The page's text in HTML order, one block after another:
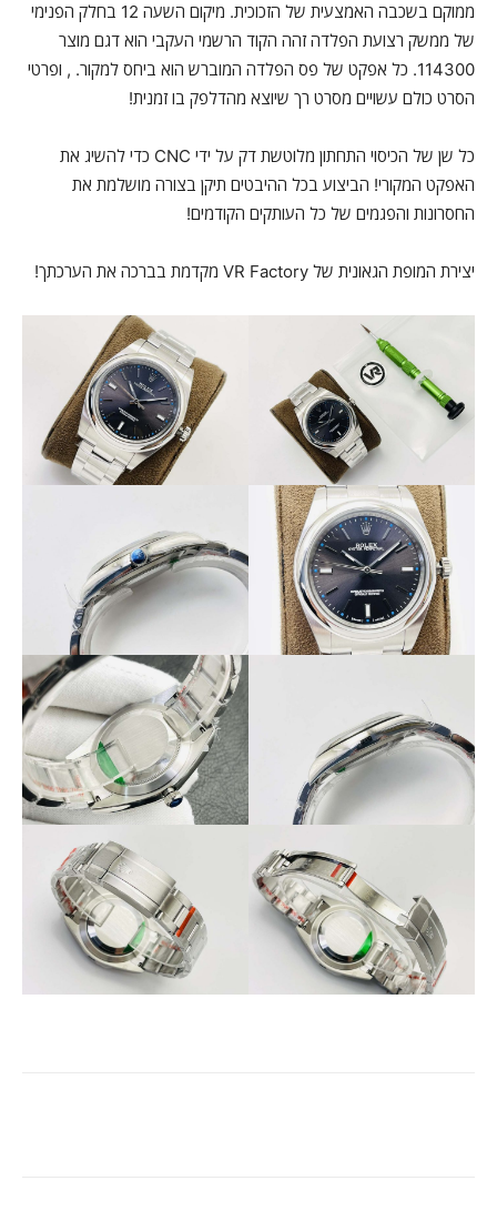
ממוקם בשכבה האמצעית של הזכוכית. מיקום השעה 12 בחלק הפנימי
של ממשק רצועת הפלדה זהה הקוד הרשמי העקבי הוא דגם מוצר
114300. כל אפקט של פס הפלדה המוברש הוא ביחס למקור. , ופרטי
הסרט כולם עשויים מסרט רך שיוצא מהדלפק בו זמנית!
כל שן של הכיסוי התחתון מלוטשת דק על ידי CNC כדי להשיג את
האפקט המקורי! הביצוע בכל ההיבטים תיקן בצורה מושלמת את
החסרונות והפגמים של כל העותקים הקודמים!
יצירת המופת הגאונית של VR Factory מקדמת בברכה את הערכתך!